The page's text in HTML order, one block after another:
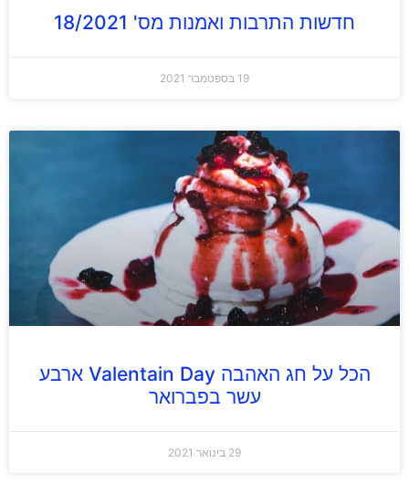
חדשות התרבות ואמנות מס' 18/2021
19 בספטמבר 2021
הכל על חג האהבה Valentain Day ארבע
עשר בפברואר
29 בינואר 2021